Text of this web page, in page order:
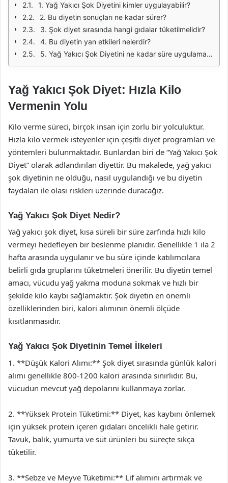
1. Yağ Yakıcı Şok Diyetini kimler uygulayabilir?
2. Bu diyetin sonuçları ne kadar sürer?
3. Şok diyet sırasında hangi gıdalar tüketilmelidir?
4. Bu diyetin yan etkileri nelerdir?
5. Yağ Yakıcı Şok Diyetini ne kadar süre uygulamak güvenlidir?
Yağ Yakıcı Şok Diyet: Hızla Kilo
Vermenin Yolu
Kilo verme süreci, birçok insan için zorlu bir yolculuktur.
Hızla kilo vermek isteyenler için çeşitli diyet programları ve
yöntemleri bulunmaktadır. Bunlardan biri de “Yağ Yakıcı Şok
Diyet” olarak adlandırılan diyettir. Bu makalede, yağ yakıcı
şok diyetinin ne olduğu, nasıl uygulandığı ve bu diyetin
faydaları ile olası riskleri üzerinde duracağız.
Yağ Yakıcı Şok Diyet Nedir?
Yağ yakıcı şok diyet, kısa süreli bir süre zarfında hızlı kilo
vermeyi hedefleyen bir beslenme planıdır. Genellikle 1 ila 2
hafta arasında uygulanır ve bu süre içinde katılımcılara
belirli gıda gruplarını tüketmeleri önerilir. Bu diyetin temel
amacı, vücudu yağ yakma moduna sokmak ve hızlı bir
şekilde kilo kaybı sağlamaktır. Şok diyetin en önemli
özelliklerinden biri, kalori alımının önemli ölçüde
kısıtlanmasıdır.
Yağ Yakıcı Şok Diyetinin Temel İlkeleri
1. **Düşük Kalori Alımı:** Şok diyet sırasında günlük kalori
alımı genellikle 800-1200 kalori arasında sınırlıdır. Bu,
vücudun mevcut yağ depolarını kullanmaya zorlar.
2. **Yüksek Protein Tüketimi:** Diyet, kas kaybını önlemek
için yüksek protein içeren gıdaları öncelikli hale getirir.
Tavuk, balık, yumurta ve süt ürünleri bu süreçte sıkça
tüketilir.
3. **Sebze ve Meyve Tüketimi:** Lif alımını artırmak ve